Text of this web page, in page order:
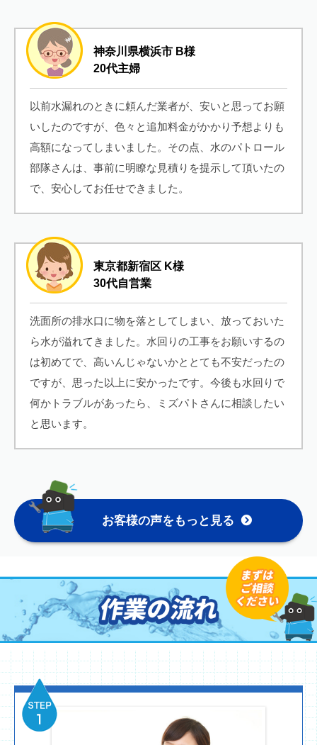
神奈川県横浜市 B様
20代主婦
以前水漏れのときに頼んだ業者が、安いと思ってお願
いしたのですが、色々と追加料金がかかり予想よりも
高額になってしまいました。その点、水のパトロール
部隊さんは、事前に明瞭な見積りを提示して頂いたの
で、安心してお任せできました。
東京都新宿区 K様
30代自営業
洗面所の排水口に物を落としてしまい、放っておいた
ら水が溢れてきました。水回りの工事をお願いするの
は初めてで、高いんじゃないかととても不安だったの
ですが、思った以上に安かったです。今後も水回りで
何かトラブルがあったら、ミズパトさんに相談したい
と思います。
お客様の声をもっと見る